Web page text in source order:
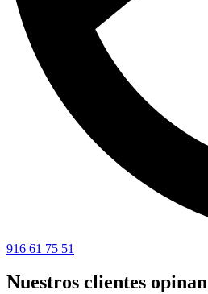
916 61 75 51
Nuestros clientes opinan